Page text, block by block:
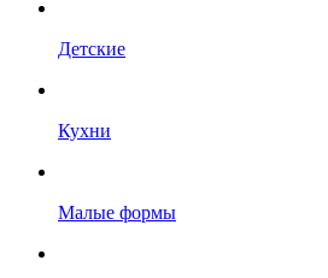
Детские
Кухни
Малые формы